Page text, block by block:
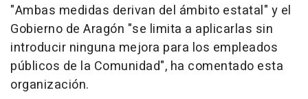
"Ambas medidas derivan del ámbito estatal" y el
Gobierno de Aragón "se limita a aplicarlas sin
introducir ninguna mejora para los empleados
públicos de la Comunidad", ha comentado esta
organización.